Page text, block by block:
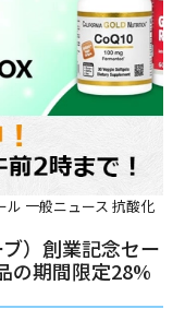
ル 一般ニュース 抗酸化
）創業記念セー
の期間限定28%